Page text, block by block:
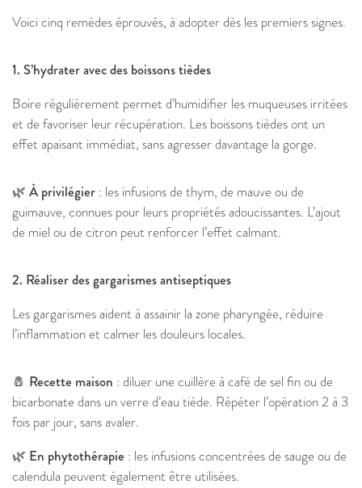
Voici cinq remèdes éprouvés, à adopter dès les premiers signes.
1. S’hydrater avec des boissons tièdes
Boire régulièrement permet d’humidifier les muqueuses irritées
et de favoriser leur récupération. Les boissons tièdes ont un
effet apaisant immédiat, sans agresser davantage la gorge.
🌿 À privilégier : les infusions de thym, de mauve ou de
guimauve, connues pour leurs propriétés adoucissantes. L’ajout
de miel ou de citron peut renforcer l’effet calmant.
2. Réaliser des gargarismes antiseptiques
Les gargarismes aident à assainir la zone pharyngée, réduire
l’inflammation et calmer les douleurs locales.
🧂 Recette maison : diluer une cuillère à café de sel fin ou de
bicarbonate dans un verre d’eau tiède. Répéter l’opération 2 à 3
fois par jour, sans avaler.
🌿 En phytothérapie : les infusions concentrées de sauge ou de
calendula peuvent également être utilisées.